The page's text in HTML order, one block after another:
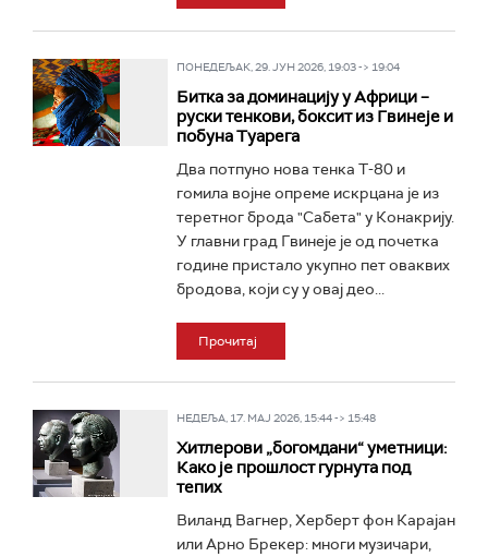
ПОНЕДЕЉАК, 29. ЈУН 2026, 19:03 -> 19:04
Битка за доминацију у Африци –
руски тенкови, боксит из Гвинеје и
побуна Туарега
Два потпуно нова тенка Т-80 и
гомила војне опреме искрцана је из
теретног брода "Сабета" у Конакрију.
У главни град Гвинеје је од почетка
године пристало укупно пет оваквих
бродова, који су у овај део...
Прочитај
НЕДЕЉА, 17. МАЈ 2026, 15:44 -> 15:48
Хитлерови „богомдани“ уметници:
Како је прошлост гурнута под
тепих
Виланд Вагнер, Херберт фон Карајан
или Арно Брекер: многи музичари,